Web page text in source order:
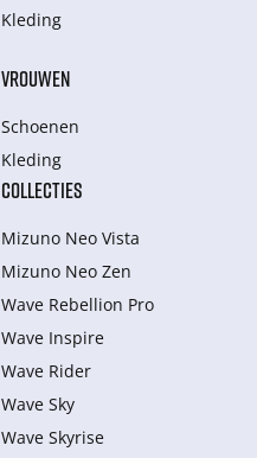
Kleding
VROUWEN
Schoenen
Kleding
COLLECTIES
Mizuno Neo Vista
Mizuno Neo Zen
Wave Rebellion Pro
Wave Inspire
Wave Rider
Wave Sky
Wave Skyrise